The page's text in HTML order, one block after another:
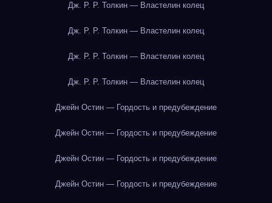
Дж. Р. Р. Толкин — Властелин колец
Дж. Р. Р. Толкин — Властелин колец
Дж. Р. Р. Толкин — Властелин колец
Дж. Р. Р. Толкин — Властелин колец
Джейн Остин — Гордость и предубеждение
Джейн Остин — Гордость и предубеждение
Джейн Остин — Гордость и предубеждение
Джейн Остин — Гордость и предубеждение